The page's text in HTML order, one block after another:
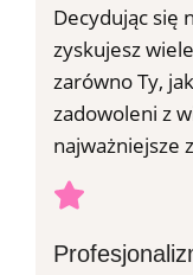
Decydując się
zyskujesz
zarówno Ty,
zadowoleni z
najważniejsze